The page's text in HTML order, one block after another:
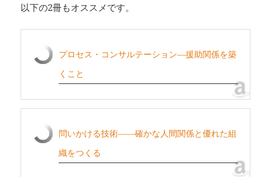
以下の2冊もオススメです。
プロセス・コンサルテーション―援助関係を築
くこと
問いかける技術――確かな人間関係と優れた組
織をつくる